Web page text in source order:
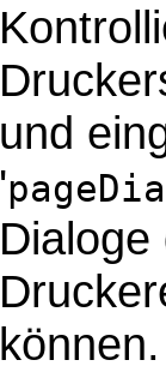
und
'
können.